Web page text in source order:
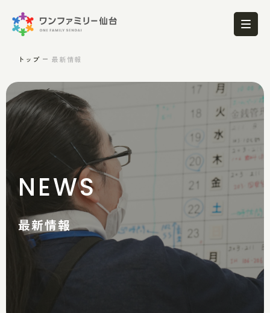
トップ 最新情報
NEWS
最新情報